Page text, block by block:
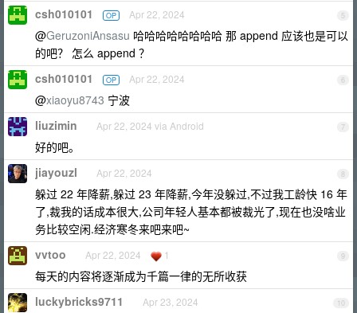
5
csh010101 OP Apr 22, 2024
@GeruzoniAnsasu 哈哈哈哈哈哈哈哈 那 append 应该也是可以
的吧？ 怎么 append ？
6
csh010101 OP Apr 22, 2024
@xiaoyu8743 宁波
7
liuzimin Apr 22, 2024 via Android
好的吧。
8
jiayouzl Apr 22, 2024
躲过 22 年降薪,躲过 23 年降薪,今年没躲过,不过我工龄快 16 年
了,裁我的话成本很大,公司年轻人基本都被裁光了,现在也没啥业
务比较空闲.经济寒冬来吧来吧~
9
vvtoo Apr 22, 2024 1
每天的内容将逐渐成为千篇一律的无所收获
10
luckybricks9711 Apr 23, 2024